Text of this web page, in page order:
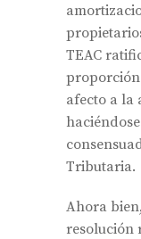
TEAC
proporción
afecto a la
Tributaria.
Ahora
resolución